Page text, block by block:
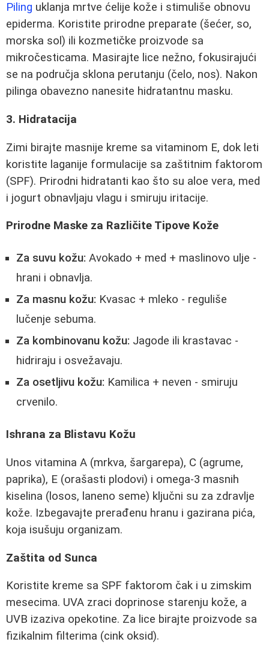
Piling uklanja mrtve ćelije kože i stimuliše obnovu
epiderma. Koristite prirodne preparate (šećer, so,
morska sol) ili kozmetičke proizvode sa
mikročesticama. Masirajte lice nežno, fokusirajući
se na područja sklona perutanju (čelo, nos). Nakon
pilinga obavezno nanesite hidratantnu masku.
3. Hidratacija
Zimi birajte masnije kreme sa vitaminom E, dok leti
koristite laganije formulacije sa zaštitnim faktorom
(SPF). Prirodni hidratanti kao što su aloe vera, med
i jogurt obnavljaju vlagu i smiruju iritacije.
Prirodne Maske za Različite Tipove Kože
Za suvu kožu: Avokado + med + maslinovo ulje -
hrani i obnavlja.
Za masnu kožu: Kvasac + mleko - reguliše
lučenje sebuma.
Za kombinovanu kožu: Jagode ili krastavac -
hidriraju i osvežavaju.
Za osetljivu kožu: Kamilica + neven - smiruju
crvenilo.
Ishrana za Blistavu Kožu
Unos vitamina A (mrkva, šargarepa), C (agrume,
paprika), E (orašasti plodovi) i omega-3 masnih
kiselina (losos, laneno seme) ključni su za zdravlje
kože. Izbegavajte prerađenu hranu i gazirana pića,
koja isušuju organizam.
Zaštita od Sunca
Koristite kreme sa SPF faktorom čak i u zimskim
mesecima. UVA zraci doprinose starenju kože, a
UVB izaziva opekotine. Za lice birajte proizvode sa
fizikalnim filterima (cink oksid).